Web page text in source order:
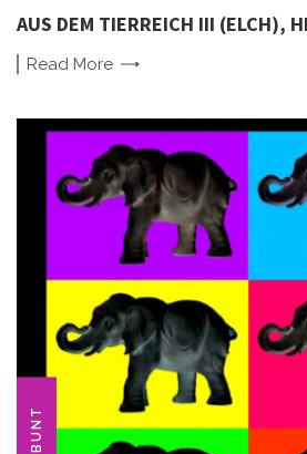
AUS DEM TIERREICH III (ELCH),
Read More
BUNT